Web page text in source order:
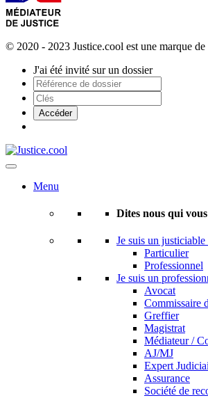
© 2020 - 2023 Justice.cool est une marque
J'ai été invité sur un dossier
Menu
Dites nous qui vous
Je suis un justiciable
Particulier
Professionnel
Je suis un
Avocat
Commissaire
Greffier
Magistrat
Médiateur /
AJ/MJ
Expert
Assurance
Société de